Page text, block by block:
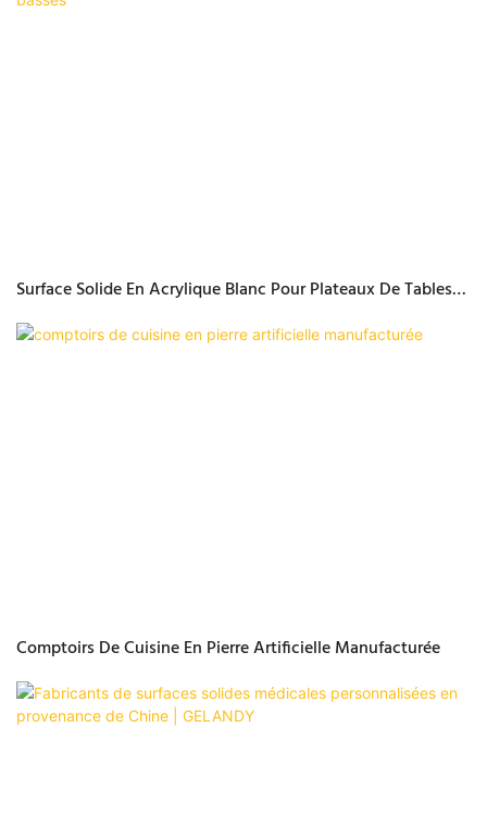
Surface Solide En Acrylique Blanc Pour Plateaux De Tables
Basses
Comptoirs De Cuisine En Pierre Artificielle Manufacturée